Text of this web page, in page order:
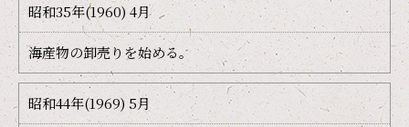
昭和35年(1960) 4月
海産物の卸売りを始める。
昭和44年(1969) 5月